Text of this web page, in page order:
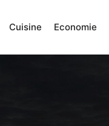
Cuisine Economie